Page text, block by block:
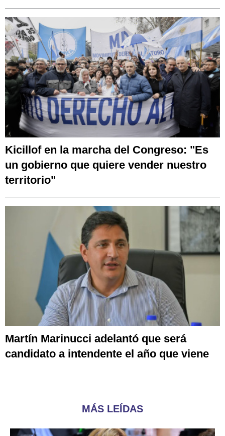
Kicillof en la marcha del Congreso: "Es
un gobierno que quiere vender nuestro
territorio"
Martín Marinucci adelantó que será
candidato a intendente el año que viene
MÁS LEÍDAS